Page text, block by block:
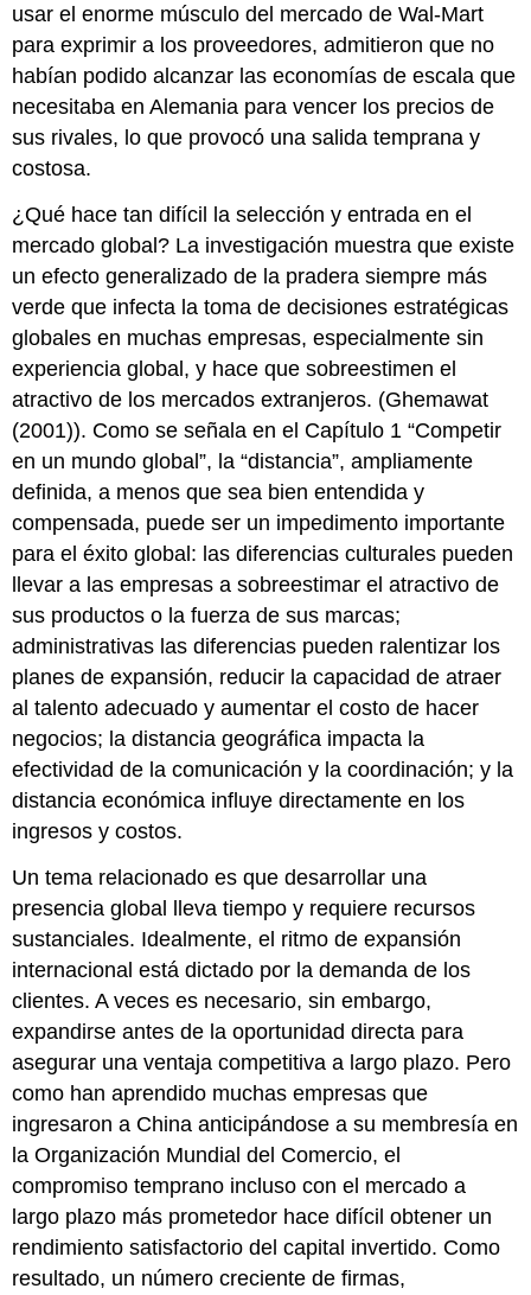
usar el enorme músculo del mercado de Wal-Mart
para exprimir a los proveedores, admitieron que no
habían podido alcanzar las economías de escala que
necesitaba en Alemania para vencer los precios de
sus rivales, lo que provocó una salida temprana y
costosa.
¿Qué hace tan difícil la selección y entrada en el
mercado global? La investigación muestra que existe
un efecto generalizado de la pradera siempre más
verde que infecta la toma de decisiones estratégicas
globales en muchas empresas, especialmente sin
experiencia global, y hace que sobreestimen el
atractivo de los mercados extranjeros. (Ghemawat
(2001)). Como se señala en el Capítulo 1 “Competir
en un mundo global”, la “distancia”, ampliamente
definida, a menos que sea bien entendida y
compensada, puede ser un impedimento importante
para el éxito global: las diferencias culturales pueden
llevar a las empresas a sobreestimar el atractivo de
sus productos o la fuerza de sus marcas;
administrativas las diferencias pueden ralentizar los
planes de expansión, reducir la capacidad de atraer
al talento adecuado y aumentar el costo de hacer
negocios; la distancia geográfica impacta la
efectividad de la comunicación y la coordinación; y la
distancia económica influye directamente en los
ingresos y costos.
Un tema relacionado es que desarrollar una
presencia global lleva tiempo y requiere recursos
sustanciales. Idealmente, el ritmo de expansión
internacional está dictado por la demanda de los
clientes. A veces es necesario, sin embargo,
expandirse antes de la oportunidad directa para
asegurar una ventaja competitiva a largo plazo. Pero
como han aprendido muchas empresas que
ingresaron a China anticipándose a su membresía en
la Organización Mundial del Comercio, el
compromiso temprano incluso con el mercado a
largo plazo más prometedor hace difícil obtener un
rendimiento satisfactorio del capital invertido. Como
resultado, un número creciente de firmas,